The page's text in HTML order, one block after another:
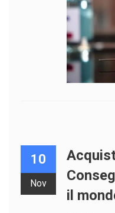
10
Nov
il